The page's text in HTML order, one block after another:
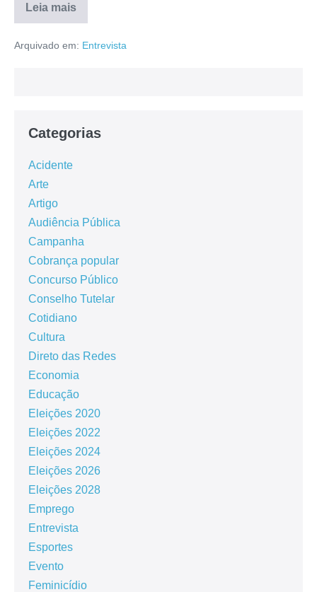
Leia mais
Arquivado em: Entrevista
Categorias
Acidente
Arte
Artigo
Audiência Pública
Campanha
Cobrança popular
Concurso Público
Conselho Tutelar
Cotidiano
Cultura
Direto das Redes
Economia
Educação
Eleições 2020
Eleições 2022
Eleições 2024
Eleições 2026
Eleições 2028
Emprego
Entrevista
Esportes
Evento
Feminicídio